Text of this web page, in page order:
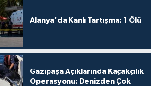
Alanya'da Kanlı Tartışma: 1 Ölü
Gazipaşa Açıklarında Kaçakçılık
Operasyonu: Denizden Çok